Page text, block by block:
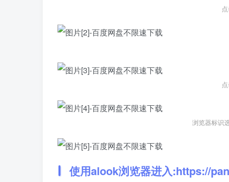
浏览器标识
使用alook浏览器进入:https://